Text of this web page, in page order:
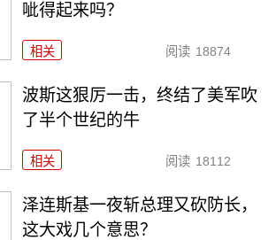
呲得起来吗？
相关 阅读 18874
波斯这狠厉一击，终结了美军吹
了半个世纪的牛
相关 阅读 18112
泽连斯基一夜斩总理又砍防长，
这大戏几个意思？